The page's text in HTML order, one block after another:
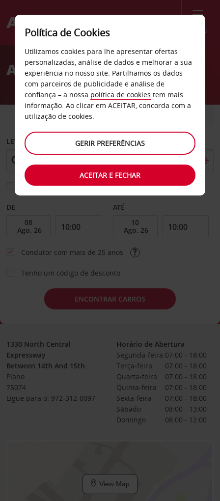
Menu
Welcome
AvisAluguer de carros Plano
CARRO
LEVANTAR EM
Escolher uma estação de devolução diferente
DE ATÉ
Condutor com mais de 25 anos
Tenho um código de desconto
ENCONTRAR CARROS
1330 North Central
Expressway
Between 14th And 15th
Plano
75074
Ligue para o: 972-312-0097
Horário de Abertura
Segunda-feira 07:00 - 18:00
Terça-feira
07:00 - 18:00
Quarta-feira
07:00 - 18:00
Quinta-feira
07:00 - 18:00
Sexta-feira
07:00 - 18:00
Sábado
08:00 - 13:00
Domingo
08:00 - 12:00
View Map
Política de Cookies
Utilizamos cookies para lhe apresentar ofertas
personalizadas, análise de dados e melhorar a sua
experiência no nosso site. Partilhamos os dados
com parceiros de publicidade e análise de
confiança – a nossa política de cookies tem mais
informação. Ao clicar em ACEITAR, concorda com a
utilização de cookies.
GERIR PREFERÊNCIAS
ACEITAR E FECHAR